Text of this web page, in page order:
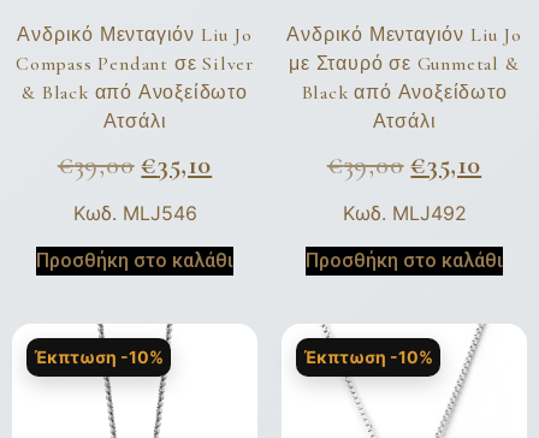
Ανδρικό Μενταγιόν Liu Jo
Compass Pendant σε Silver
& Black από Ανοξείδωτο
Ατσάλι
€39,00 €35,10
Κωδ. MLJ546
Προσθήκη στο καλάθι
Ανδρικό Μενταγιόν Liu Jo
με Σταυρό σε Gunmetal &
Black από Ανοξείδωτο
Ατσάλι
€39,00 €35,10
Κωδ. MLJ492
Προσθήκη στο καλάθι
Έκπτωση -10% Έκπτωση -10%